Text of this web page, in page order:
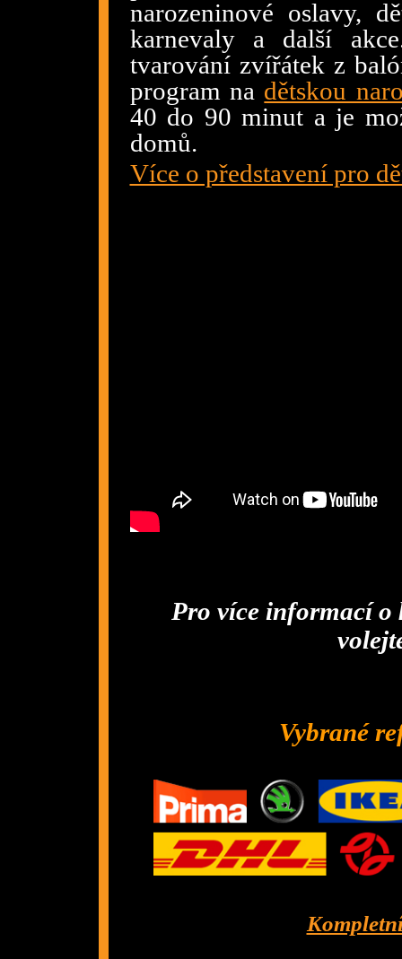
narozeninové oslavy,
karnevaly a další
tvarování zvířátek z
program na dětskou
40 do 90 minut a je
domů.
Více o představení pro
Pro více informací o
Vybrané